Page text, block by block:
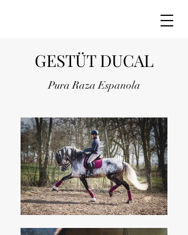
GESTÜT DUCAL
Pura Raza Espanola